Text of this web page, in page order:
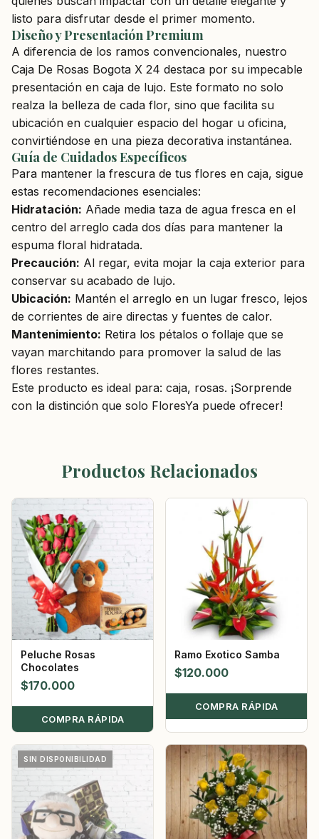
listo para disfrutar desde el primer momento.
Diseño y Presentación Premium
A diferencia de los ramos convencionales, nuestro
Caja De Rosas Bogota X 24 destaca por su impecable
presentación en caja de lujo. Este formato no solo
realza la belleza de cada flor, sino que facilita su
ubicación en cualquier espacio del hogar u oficina,
convirtiéndose en una pieza decorativa instantánea.
Guía de Cuidados Específicos
Para mantener la frescura de tus flores en caja, sigue
estas recomendaciones esenciales:
Hidratación: Añade media taza de agua fresca en el
centro del arreglo cada dos días para mantener la
espuma floral hidratada.
Precaución: Al regar, evita mojar la caja exterior para
conservar su acabado de lujo.
Ubicación: Mantén el arreglo en un lugar fresco, lejos
de corrientes de aire directas y fuentes de calor.
Mantenimiento: Retira los pétalos o follaje que se
vayan marchitando para promover la salud de las
flores restantes.
Este producto es ideal para: caja, rosas. ¡Sorprende
con la distinción que solo FloresYa puede ofrecer!
Productos Relacionados
Peluche Rosas
Chocolates
$170.000
COMPRA RÁPIDA
Ramo Exotico Samba
$120.000
COMPRA RÁPIDA
SIN DISPONIBILIDAD